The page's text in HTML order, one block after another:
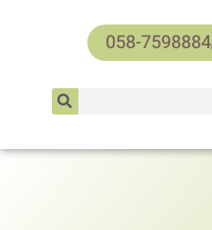
058-7598884